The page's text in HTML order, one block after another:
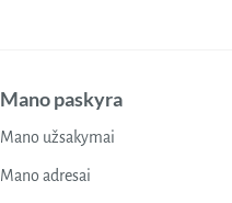
Mano paskyra
Mano užsakymai
Mano adresai